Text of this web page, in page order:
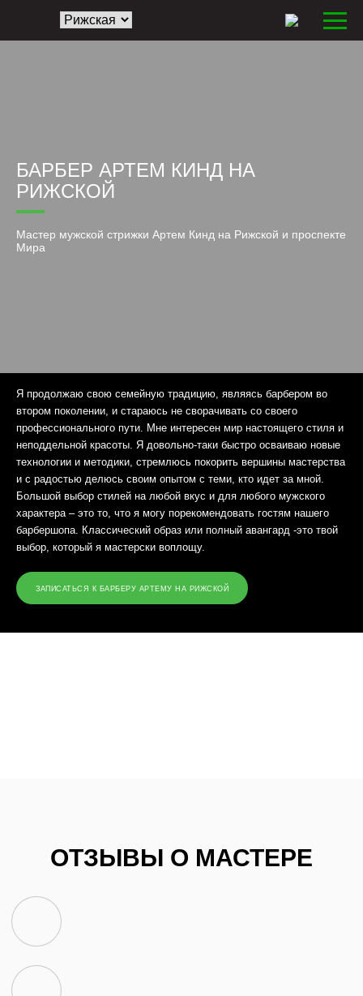
БАРБЕР АРТЕМ КИНД НА
РИЖСКОЙ
Мастер мужской стрижки Артем Кинд на Рижской и проспекте
Мира
Я продолжаю свою семейную традицию, являясь барбером во
втором поколении, и стараюсь не сворачивать со своего
профессионального пути. Мне интересен мир настоящего стиля и
неподдельной красоты. Я довольно-таки быстро осваиваю новые
технологии и методики, стремлюсь покорить вершины мастерства
и с радостью делюсь своим опытом с теми, кто идет за мной.
Большой выбор стилей на любой вкус и для любого мужского
характера – это то, что я могу порекомендовать гостям нашего
барбершопа. Классический образ или полный авангард -это твой
выбор, который я мастерски воплощу.
ЗАПИСАТЬСЯ К БАРБЕРУ АРТЕМУ НА РИЖСКОЙ
ОТЗЫВЫ О МАСТЕРЕ